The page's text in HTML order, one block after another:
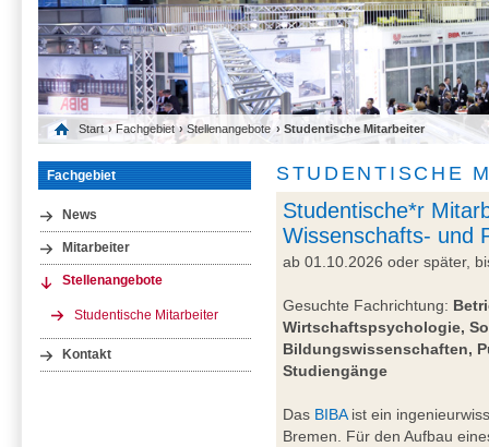
Start › Fachgebiet ›Stellenangebote › Studentische Mitarbeiter
Fachgebiet
News
Mitarbeiter
Stellenangebote
Studentische Mitarbeiter
Kontakt
STUDENTISCHE
Studentische*r
Wissenschafts- und
ab 01.10.2026 oder später,
Gesuchte Fachrichtung:
Wirtschaftspsychologie,
Bildungswissenschaften,
Studiengänge
Das BIBAist ein
Bremen. Für den Aufbau